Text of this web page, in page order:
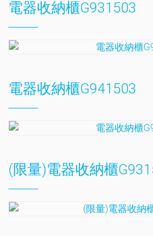
電器收納櫃G931503
電器收納櫃G941503
(限量)電器收納櫃